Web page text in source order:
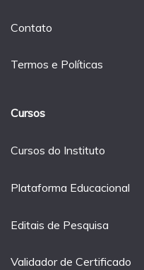
Contato
Termos e Políticas
Cursos
Cursos do Instituto
Plataforma Educacional
Editais de Pesquisa
Validador de Certificado